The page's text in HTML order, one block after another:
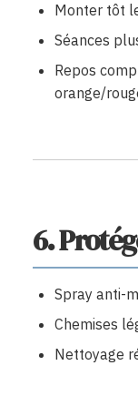
Monter tôt
Séances
Repos
orange/
6.
Spray anti-
Chemises
Nettoyage